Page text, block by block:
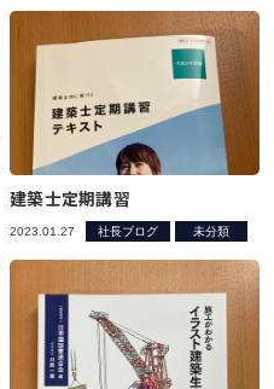
建築士定期講習
2023.01.27 社長ブログ 未分類